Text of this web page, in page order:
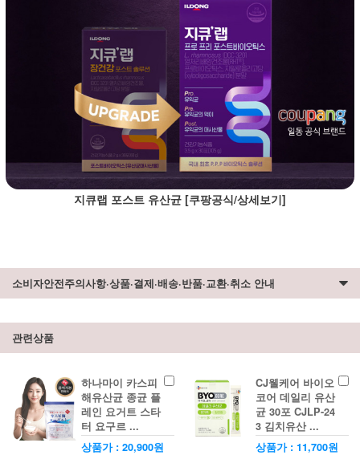
지큐랩 포스트 유산균 [쿠팡공식/상세보기]
소비자안전주의사항·상품·결제·배송·반품·교환·취소 안내
관련상품
하나마이 카스피
해유산균 종균 플
레인 요거트 스타
터 요구르 ...
상품가 : 20,900원
CJ웰케어 바이오
코어 데일리 유산
균 30포 CJLP-24
3 김치유산 ...
상품가 : 11,700원